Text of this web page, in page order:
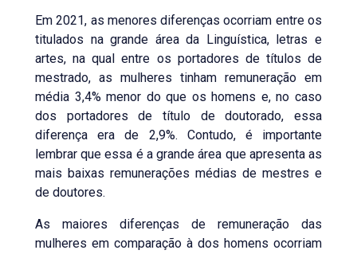
Em 2021, as menores diferenças ocorriam entre os
titulados na grande área da Linguística, letras e
artes, na qual entre os portadores de títulos de
mestrado, as mulheres tinham remuneração em
média 3,4% menor do que os homens e, no caso
dos portadores de título de doutorado, essa
diferença era de 2,9%. Contudo, é importante
lembrar que essa é a grande área que apresenta as
mais baixas remunerações médias de mestres e
de doutores.
As maiores diferenças de remuneração das
mulheres em comparação à dos homens ocorriam